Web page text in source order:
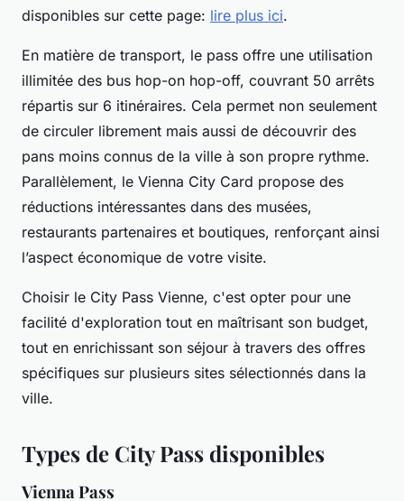
disponibles sur cette page: lire plus ici.
En matière de transport, le pass offre une utilisation
illimitée des bus hop-on hop-off, couvrant 50 arrêts
répartis sur 6 itinéraires. Cela permet non seulement
de circuler librement mais aussi de découvrir des
pans moins connus de la ville à son propre rythme.
Parallèlement, le Vienna City Card propose des
réductions intéressantes dans des musées,
restaurants partenaires et boutiques, renforçant ainsi
l’aspect économique de votre visite.
Choisir le City Pass Vienne, c'est opter pour une
facilité d'exploration tout en maîtrisant son budget,
tout en enrichissant son séjour à travers des offres
spécifiques sur plusieurs sites sélectionnés dans la
ville.
Types de City Pass disponibles
Vienna Pass